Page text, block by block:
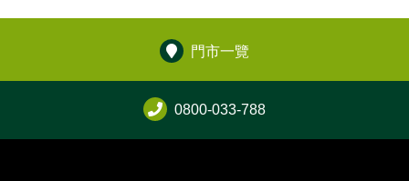
門市一覽
0800-033-788